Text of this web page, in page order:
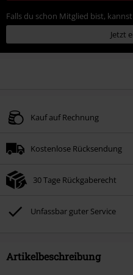
Falls du schon Mitglied bist,
Jetzt
Kauf auf Rechnung
Kostenlose Rücksendung
30 Tage Rückgaberecht
Unfassbar guter Service
Artikelbeschreibung